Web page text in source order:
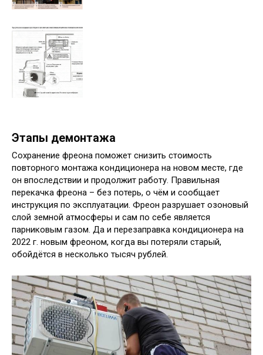
Этапы демонтажа
Сохранение фреона поможет снизить стоимость
повторного монтажа кондиционера на новом месте, где
он впоследствии и продолжит работу. Правильная
перекачка фреона – без потерь, о чём и сообщает
инструкция по эксплуатации. Фреон разрушает озоновый
слой земной атмосферы и сам по себе является
парниковым газом. Да и перезаправка кондиционера на
2022 г. новым фреоном, когда вы потеряли старый,
обойдётся в несколько тысяч рублей.